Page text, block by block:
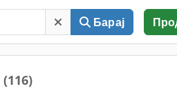
Барај
(116)